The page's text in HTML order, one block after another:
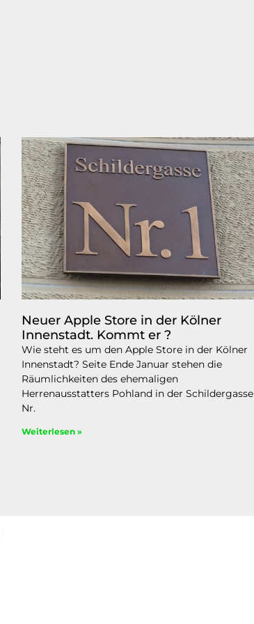
Neuer Apple Store in der Kölner
Innenstadt. Kommt er ?
Wie steht es um den Apple Store in der Kölner
Innenstadt? Seite Ende Januar stehen die
Räumlichkeiten des ehemaligen
Herrenausstatters Pohland in der Schildergasse
Nr.
Weiterlesen »